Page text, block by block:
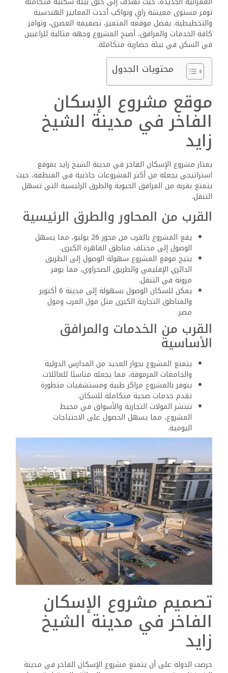
توفر مستوى معيشة راقٍ وتواكب أحدث المعايير الهندسية
والتخطيطية. بفضل موقعه المتميز، تصميمه العصري، وتوافر
كافة الخدمات والمرافق، أصبح المشروع وجهة مثالية للراغبين
في السكن في بيئة حضارية متكاملة.
محتويات الجدول
موقع مشروع الإسكان
الفاخر في مدينة الشيخ
زايد
يمتاز مشروع الإسكان الفاخر في مدينة الشيخ زايد بموقع
استراتيجي يجعله من أكثر المشروعات جاذبية في المنطقة، حيث
يتمتع بقربه من المرافق الحيوية والطرق الرئيسية التي تسهل
التنقل.
القرب من المحاور والطرق الرئيسية
يقع المشروع بالقرب من محور 26 يوليو، مما يسهل
الوصول إلى مختلف مناطق القاهرة الكبرى.
يتيح موقع المشروع سهولة الوصول إلى الطريق
الدائري الإقليمي والطريق الصحراوي، مما يوفر
مرونة في التنقل.
يمكن للسكان الوصول بسهولة إلى مدينة 6 أكتوبر
والمناطق التجارية الكبرى مثل مول العرب ومول
مصر.
القرب من الخدمات والمرافق
الأساسية
يتمتع المشروع بجوار العديد من المدارس الدولية
والجامعات المرموقة، مما يجعله مناسبًا للعائلات.
يتوفر بالمشروع مراكز طبية ومستشفيات متطورة
تقدم خدمات صحية متكاملة للسكان.
تنتشر المولات التجارية والأسواق في محيط
المشروع، مما يسهل الحصول على الاحتياجات
اليومية.
تصميم مشروع الإسكان
الفاخر في مدينة الشيخ
زايد
حرصت الدولة على أن يتمتع مشروع الإسكان الفاخر في مدينة